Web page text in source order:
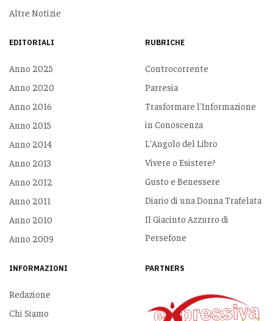
Altre Notizie
EDITORIALI
Anno 2025
Anno 2020
Anno 2016
Anno 2015
Anno 2014
Anno 2013
Anno 2012
Anno 2011
Anno 2010
Anno 2009
RUBRICHE
Controcorrente
Parresia
Trasformare l'Informazione
in Conoscenza
L'Angolo del Libro
Vivere o Esistere?
Gusto e Benessere
Diario di una Donna Trafelata
Il Giacinto Azzurro di
Persefone
INFORMAZIONI
Redazione
Chi Siamo
PARTNERS